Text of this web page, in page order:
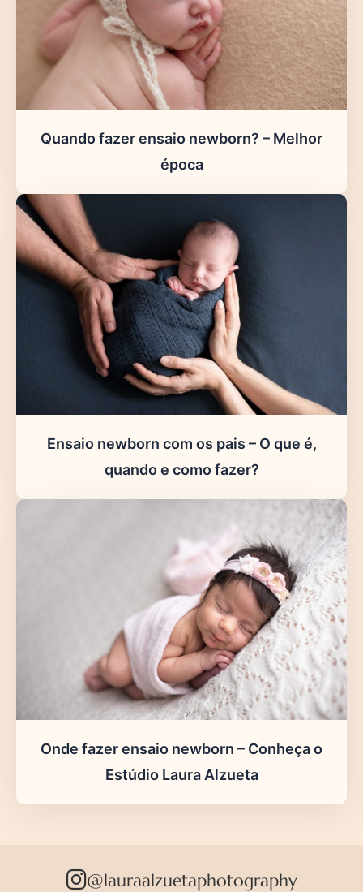
Quando fazer ensaio newborn? – Melhor
época
Ensaio newborn com os pais – O que é,
quando e como fazer?
Onde fazer ensaio newborn – Conheça o
Estúdio Laura Alzueta
@lauraalzuetaphotography